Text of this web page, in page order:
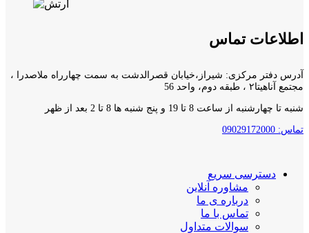
اطلاعات تماس
آدرس دفتر مرکزی: شیراز،خیابان قصرالدشت به سمت چهارراه ملاصدرا ،
مجتمع آناهیتا۲ ، طبقه دوم، واحد 56
شنبه تا چهارشنبه از ساعت 8 تا 19 و پنج شنبه ها 8 تا 2 بعد از ظهر
تماس: 09029172000
دسترسی سریع
مشاوره آنلاین
درباره ی ما
تماس با ما
سوالات متداول